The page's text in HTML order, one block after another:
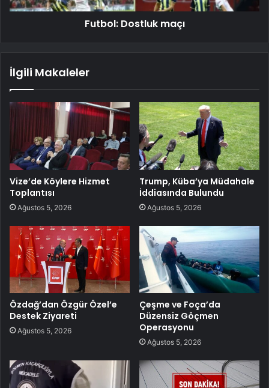
Futbol: Dostluk maçı
İlgili Makaleler
Vize’de Köylere Hizmet
Toplantısı
Ağustos 5, 2026
Trump, Küba’ya Müdahale
İddiasında Bulundu
Ağustos 5, 2026
Özdağ’dan Özgür Özel’e
Destek Ziyareti
Ağustos 5, 2026
Çeşme ve Foça’da
Düzensiz Göçmen
Operasyonu
Ağustos 5, 2026